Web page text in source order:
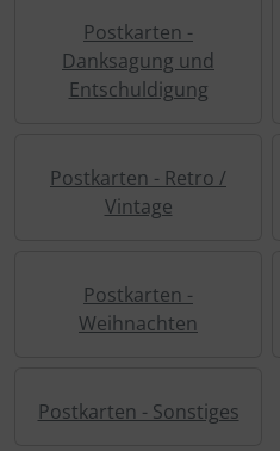
Postkarten -
Danksagung und
Entschuldigung
Postkarten - Retro /
Vintage
Postkarten -
Weihnachten
Postkarten - Sonstiges